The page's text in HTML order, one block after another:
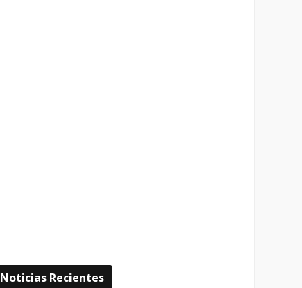
Noticias Recientes